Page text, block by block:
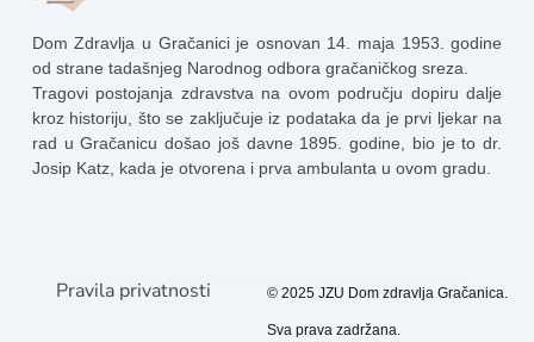
Dom Zdravlja u Gračanici je osnovan 14. maja 1953. godine
od strane tadašnjeg Narodnog odbora gračaničkog sreza.
Tragovi postojanja zdravstva na ovom području dopiru dalje
kroz historiju, što se zaključuje iz podataka da je prvi ljekar na
rad u Gračanicu došao još davne 1895. godine, bio je to dr.
Josip Katz, kada je otvorena i prva ambulanta u ovom gradu.
Pravila privatnosti © 2025 JZU Dom zdravlja Gračanica.
Sva prava zadržana.